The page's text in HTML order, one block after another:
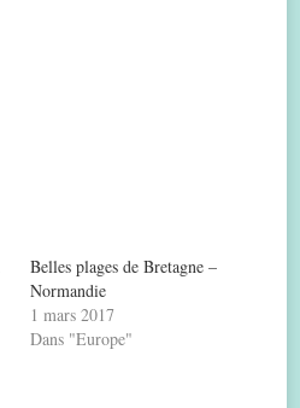
Belles plages de Bretagne –
Normandie
1 mars 2017
Dans "Europe"